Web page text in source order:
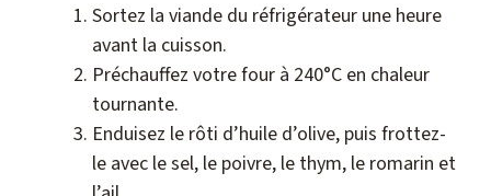
Sortez la viande du réfrigérateur une heure
avant la cuisson.
Préchauffez votre four à 240°C en chaleur
tournante.
Enduisez le rôti d’huile d’olive, puis frottez-
le avec le sel, le poivre, le thym, le romarin et